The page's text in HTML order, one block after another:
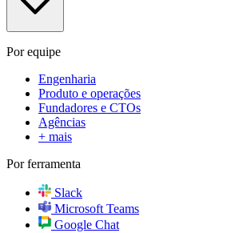
Por equipe
Engenharia
Produto e operações
Fundadores e CTOs
Agências
+ mais
Por ferramenta
Slack
Microsoft Teams
Google Chat